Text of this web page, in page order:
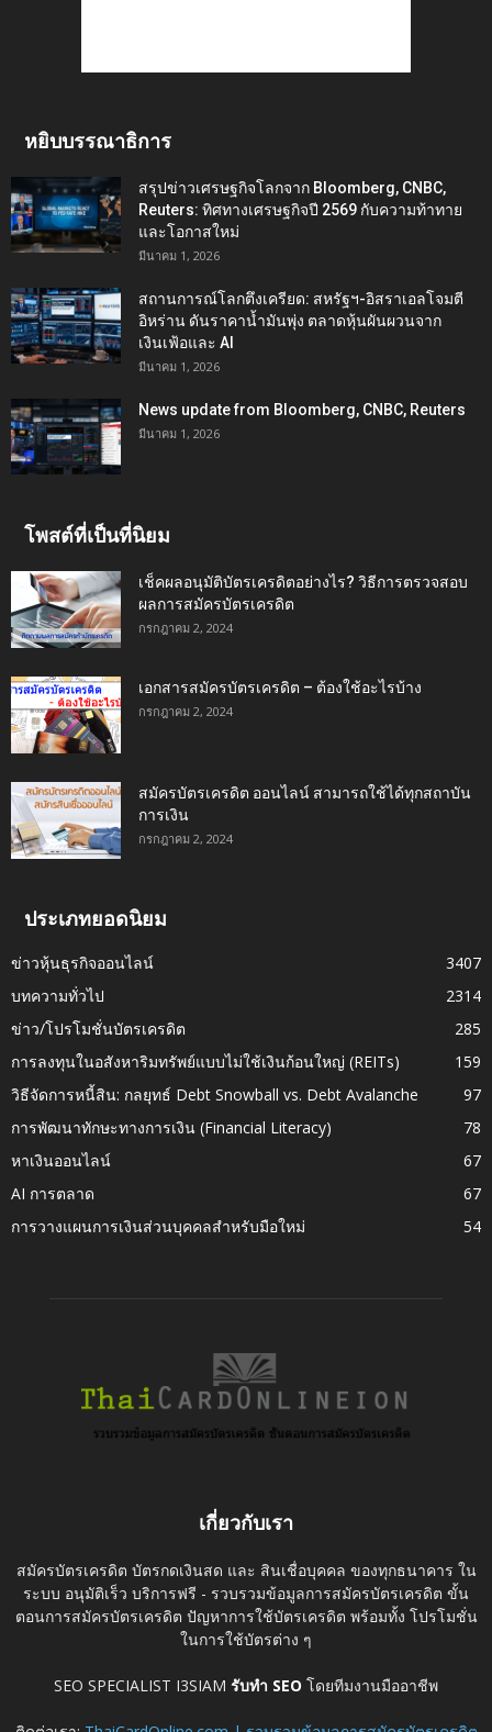
หยิบบรรณาธิการ
สรุปข่าวเศรษฐกิจโลกจาก Bloomberg, CNBC,
Reuters: ทิศทางเศรษฐกิจปี 2569 กับความท้าทาย
และโอกาสใหม่
มีนาคม 1, 2026
สถานการณ์โลกตึงเครียด: สหรัฐฯ-อิสราเอลโจมตี
อิหร่าน ดันราคาน้ำมันพุ่ง ตลาดหุ้นผันผวนจาก
เงินเฟ้อและ AI
มีนาคม 1, 2026
News update from Bloomberg, CNBC, Reuters
มีนาคม 1, 2026
โพสต์ที่เป็นที่นิยม
เช็คผลอนุมัติบัตรเครดิตอย่างไร? วิธีการตรวจสอบ
ผลการสมัครบัตรเครดิต
กรกฎาคม 2, 2024
เอกสารสมัครบัตรเครดิต – ต้องใช้อะไรบ้าง
กรกฎาคม 2, 2024
สมัครบัตรเครดิต ออนไลน์ สามารถใช้ได้ทุกสถาบัน
การเงิน
กรกฎาคม 2, 2024
ประเภทยอดนิยม
ข่าวหุ้นธุรกิจออนไลน์
3407
บทความทั่วไป
2314
ข่าว/โปรโมชั่นบัตรเครดิต
285
การลงทุนในอสังหาริมทรัพย์แบบไม่ใช้เงินก้อนใหญ่ (REITs)
159
วิธีจัดการหนี้สิน: กลยุทธ์ Debt Snowball vs. Debt Avalanche
97
การพัฒนาทักษะทางการเงิน (Financial Literacy)
78
หาเงินออนไลน์
67
AI การตลาด
67
การวางแผนการเงินส่วนบุคคลสำหรับมือใหม่
54
เกี่ยวกับเรา
สมัครบัตรเครดิต บัตรกดเงินสด และ สินเชื่อบุคคล ของทุกธนาคาร ใน
ระบบ อนุมัติเร็ว บริการฟรี - รวบรวมข้อมูลการสมัครบัตรเครดิต ขั้น
ตอนการสมัครบัตรเครดิต ปัญหาการใช้บัตรเครดิต พร้อมทั้ง โปรโมชั่น
ในการใช้บัตรต่าง ๆ
SEO SPECIALIST I3SIAM รับทำ SEO โดยทีมงานมืออาชีพ